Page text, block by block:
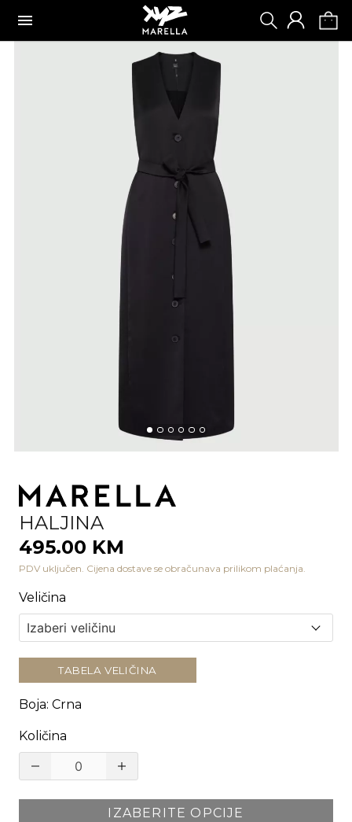
HALJINA
495.00 KM
PDV uključen. Cijena dostave se obračunava prilikom plaćanja.
Veličina
TABELA VELIČINA
Boja: Crna
Količina
IZABERITE OPCIJE